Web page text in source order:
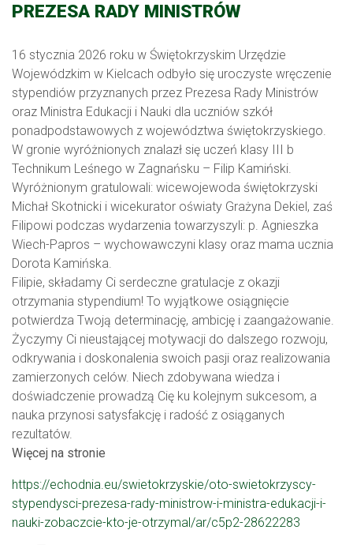
PREZESA RADY MINISTRÓW
16 stycznia 2026 roku w Świętokrzyskim Urzędzie
Wojewódzkim w Kielcach odbyło się uroczyste wręczenie
stypendiów przyznanych przez Prezesa Rady Ministrów
oraz Ministra Edukacji i Nauki dla uczniów szkół
ponadpodstawowych z województwa świętokrzyskiego.
W gronie wyróżnionych znalazł się uczeń klasy III b
Technikum Leśnego w Zagnańsku – Filip Kamiński.
Wyróżnionym gratulowali: wicewojewoda świętokrzyski
Michał Skotnicki i wicekurator oświaty Grażyna Dekiel, zaś
Filipowi podczas wydarzenia towarzyszyli: p. Agnieszka
Wiech-Papros – wychowawczyni klasy oraz mama ucznia
Dorota Kamińska.
Filipie, składamy Ci serdeczne gratulacje z okazji
otrzymania stypendium! To wyjątkowe osiągnięcie
potwierdza Twoją determinację, ambicję i zaangażowanie.
Życzymy Ci nieustającej motywacji do dalszego rozwoju,
odkrywania i doskonalenia swoich pasji oraz realizowania
zamierzonych celów. Niech zdobywana wiedza i
doświadczenie prowadzą Cię ku kolejnym sukcesom, a
nauka przynosi satysfakcję i radość z osiąganych
rezultatów.
Więcej na stronie
https://echodnia.eu/swietokrzyskie/oto-swietokrzyscy-
stypendysci-prezesa-rady-ministrow-i-ministra-edukacji-i-
nauki-zobaczcie-kto-je-otrzymal/ar/c5p2-28622283